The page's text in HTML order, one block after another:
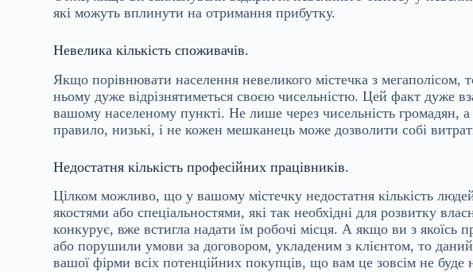
які можуть вплинути на отримання прибутку.
Невелика кількість споживачів.
Якщо порівнювати населення невеликого містечка з мегаполісом,
ньому дуже відрізнятиметься своєю чисельністю. Цей факт дуже
вашому населеному пункті. Не лише через чисельність громадян,
правило, низькі, і не кожен мешканець може дозволити собі
Недостатня кількість професійних працівників.
Цілком можливо, що у вашому містечку недостатня кількість
якостями або спеціальностями, які так необхідні для розвитку
конкурує, вже встигла надати їм робочі місця. А якщо ви з якоїсь
або порушили умови за договором, укладеним з клієнтом, то
вашої фірми всіх потенційних покупців, що вам це зовсім не буде